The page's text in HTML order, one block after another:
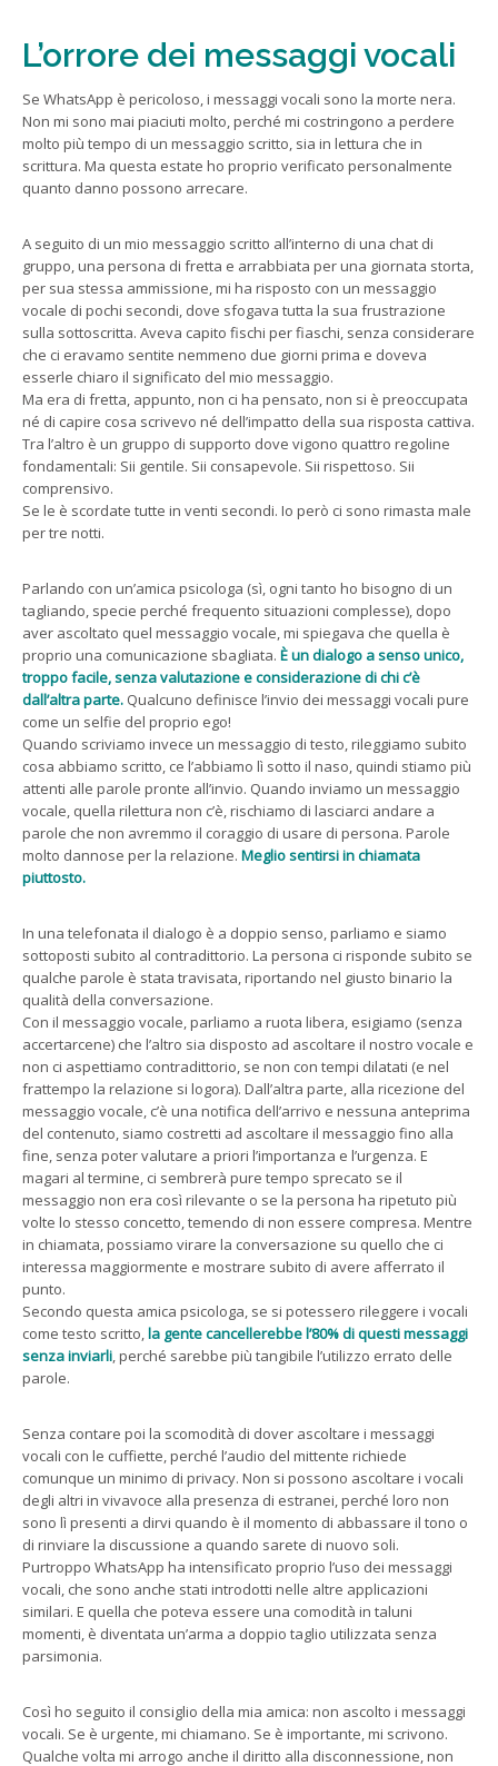
L’orrore dei messaggi vocali
Se WhatsApp è pericoloso, i messaggi vocali sono la morte nera.
Non mi sono mai piaciuti molto, perché mi costringono a perdere
molto più tempo di un messaggio scritto, sia in lettura che in
scrittura. Ma questa estate ho proprio verificato personalmente
quanto danno possono arrecare.
A seguito di un mio messaggio scritto all’interno di una chat di
gruppo, una persona di fretta e arrabbiata per una giornata storta,
per sua stessa ammissione, mi ha risposto con un messaggio
vocale di pochi secondi, dove sfogava tutta la sua frustrazione
sulla sottoscritta. Aveva capito fischi per fiaschi, senza considerare
che ci eravamo sentite nemmeno due giorni prima e doveva
esserle chiaro il significato del mio messaggio.
Ma era di fretta, appunto, non ci ha pensato, non si è preoccupata
né di capire cosa scrivevo né dell’impatto della sua risposta cattiva.
Tra l’altro è un gruppo di supporto dove vigono quattro regoline
fondamentali: Sii gentile. Sii consapevole. Sii rispettoso. Sii
comprensivo.
Se le è scordate tutte in venti secondi. Io però ci sono rimasta male
per tre notti.
Parlando con un’amica psicologa (sì, ogni tanto ho bisogno di un
tagliando, specie perché frequento situazioni complesse), dopo
aver ascoltato quel messaggio vocale, mi spiegava che quella è
proprio una comunicazione sbagliata. È un dialogo a senso unico,
troppo facile, senza valutazione e considerazione di chi c’è
dall’altra parte. Qualcuno definisce l’invio dei messaggi vocali pure
come un selfie del proprio ego!
Quando scriviamo invece un messaggio di testo, rileggiamo subito
cosa abbiamo scritto, ce l’abbiamo lì sotto il naso, quindi stiamo più
attenti alle parole pronte all’invio. Quando inviamo un messaggio
vocale, quella rilettura non c’è, rischiamo di lasciarci andare a
parole che non avremmo il coraggio di usare di persona. Parole
molto dannose per la relazione. Meglio sentirsi in chiamata
piuttosto.
In una telefonata il dialogo è a doppio senso, parliamo e siamo
sottoposti subito al contradittorio. La persona ci risponde subito se
qualche parole è stata travisata, riportando nel giusto binario la
qualità della conversazione.
Con il messaggio vocale, parliamo a ruota libera, esigiamo (senza
accertarcene) che l’altro sia disposto ad ascoltare il nostro vocale e
non ci aspettiamo contradittorio, se non con tempi dilatati (e nel
frattempo la relazione si logora). Dall’altra parte, alla ricezione del
messaggio vocale, c’è una notifica dell’arrivo e nessuna anteprima
del contenuto, siamo costretti ad ascoltare il messaggio fino alla
fine, senza poter valutare a priori l’importanza e l’urgenza. E
magari al termine, ci sembrerà pure tempo sprecato se il
messaggio non era così rilevante o se la persona ha ripetuto più
volte lo stesso concetto, temendo di non essere compresa. Mentre
in chiamata, possiamo virare la conversazione su quello che ci
interessa maggiormente e mostrare subito di avere afferrato il
punto.
Secondo questa amica psicologa, se si potessero rileggere i vocali
come testo scritto,la gente cancellerebbe l’80% di questi messaggi
senza inviarli, perché sarebbe più tangibile l’utilizzo errato delle
parole.
Senza contare poi la scomodità di dover ascoltare i messaggi
vocali con le cuffiette, perché l’audio del mittente richiede
comunque un minimo di privacy. Non si possono ascoltare i vocali
degli altri in vivavoce alla presenza di estranei, perché loro non
sono lì presenti a dirvi quando è il momento di abbassare il tono o
di rinviare la discussione a quando sarete di nuovo soli.
Purtroppo WhatsApp ha intensificato proprio l’uso dei messaggi
vocali, che sono anche stati introdotti nelle altre applicazioni
similari. E quella che poteva essere una comodità in taluni
momenti, è diventata un’arma a doppio taglio utilizzata senza
parsimonia.
Così ho seguito il consiglio della mia amica: non ascolto i messaggi
vocali. Se è urgente, mi chiamano. Se è importante, mi scrivono.
Qualche volta mi arrogo anche il diritto alla disconnessione, non